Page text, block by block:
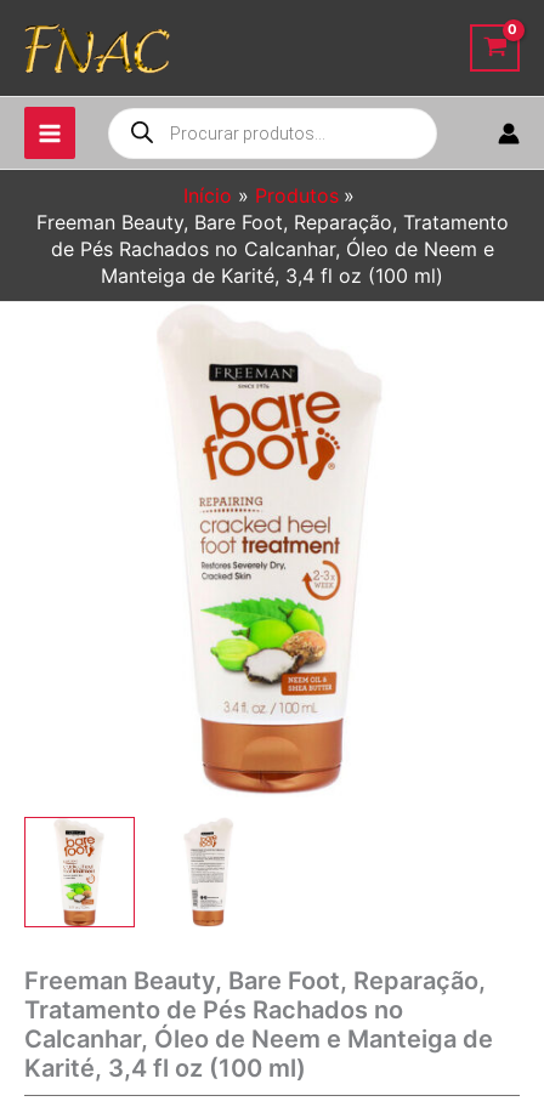
para
conteúdo
Pesquisar
produtos
Início
Produtos
Freeman Beauty, Bare Foot, Reparação, Tratamento
de Pés Rachados no Calcanhar, Óleo de Neem e
Manteiga de Karité, 3,4 fl oz (100 ml)
Freeman Beauty, Bare Foot, Reparação,
Tratamento de Pés Rachados no
Calcanhar, Óleo de Neem e Manteiga de
Karité, 3,4 fl oz (100 ml)